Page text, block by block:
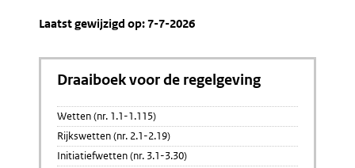
4.22)
Van
Laatst gewijzigd op: 7-7-2026
Draaiboek voor de regelgeving
Wetten (nr. 1.1-1.115)
Rijkswetten (nr. 2.1-2.19)
Initiatiefwetten (nr. 3.1-3.30)